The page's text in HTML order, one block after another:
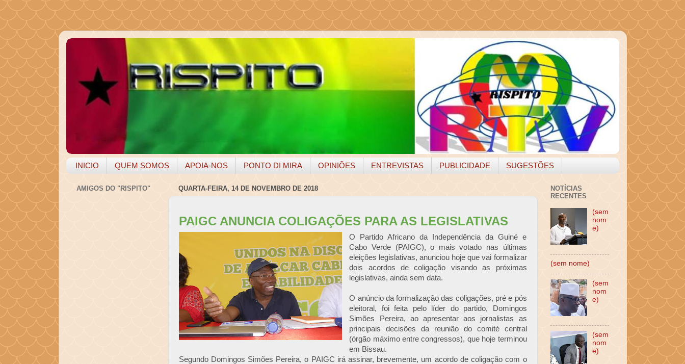
INICIO QUEM SOMOS APOIA-NOS PONTO DI MIRA OPINIÕES ENTREVISTAS PUBLICIDADE SUGESTÕES
QUARTA-FEIRA, 14 DE NOVEMBRO DE 2018
PAIGC ANUNCIA COLIGAÇÕES PARA AS LEGISLATIVAS
O Partido Africano da Independência da Guiné e
Cabo Verde (PAIGC), o mais votado nas últimas
eleições legislativas, anunciou hoje que vai formalizar
dois acordos de coligação visando as próximas
legislativas, ainda sem data.
O anúncio da formalização das coligações, pré e pós
eleitoral, foi feita pelo líder do partido, Domingos
Simões Pereira, ao apresentar aos jornalistas as
principais decisões da reunião do comité central
(órgão máximo entre congressos), que hoje terminou
em Bissau.
Segundo Domingos Simões Pereira, o PAIGC irá assinar, brevemente, um acordo de coligação com o
AMIGOS DO "RISPITO"
NOTÍCIAS
RECENTES
(sem
nom
e)
(sem nome)
(sem
nom
e)
(sem
nom
e)